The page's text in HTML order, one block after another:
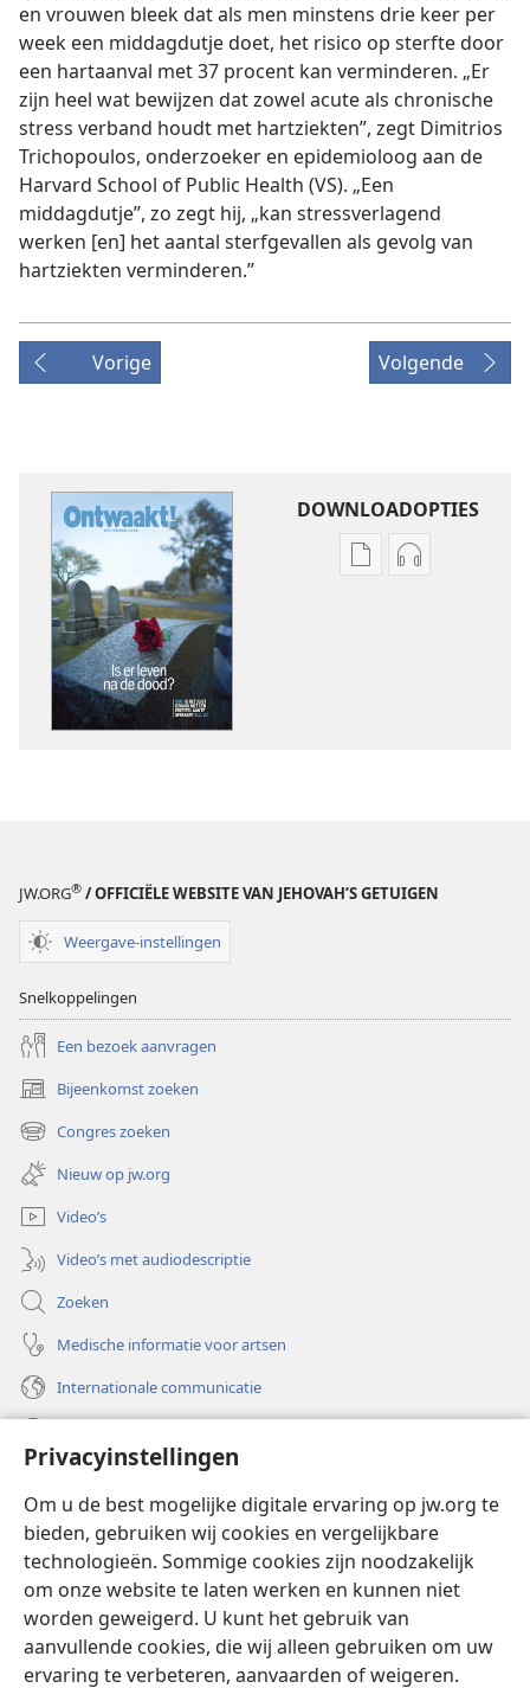
Privacyinstellingen
Om u de best mogelijke digitale ervaring op jw.org te
bieden, gebruiken wij cookies en vergelijkbare
technologieën. Sommige cookies zijn noodzakelijk
om onze website te laten werken en kunnen niet
worden geweigerd. U kunt het gebruik van
aanvullende cookies, die wij alleen gebruiken om uw
ervaring te verbeteren, aanvaarden of weigeren.
en vrouwen bleek dat als men minstens drie keer per
week een middagdutje doet, het risico op sterfte door
een hartaanval met 37 procent kan verminderen. „Er
zijn heel wat bewijzen dat zowel acute als chronische
stress verband houdt met hartziekten”, zegt Dimitrios
Trichopoulos, onderzoeker en epidemioloog aan de
Harvard School of Public Health (VS). „Een
middagdutje”, zo zegt hij, „kan stressverlagend
werken [en] het aantal sterfgevallen als gevolg van
hartziekten verminderen.”
Vorige Volgende
DOWNLOADOPTIES
Downloadopties
JW.ORG® / OFFICIËLE WEBSITE VAN JEHOVAH’S GETUIGEN
Weergave-instellingen
Snelkoppelingen
Een bezoek aanvragen
Bijeenkomst zoeken
(opent
nieuw
venster)
Congres zoeken
(opent
nieuw
venster)
Nieuw op jw.org
Video’s
Video’s met audiodescriptie
Zoeken
Medische informatie voor artsen
Internationale communicatie
(opent
nieuw
venster)Watchtower ONLINE LIBRARY™
(opent
nieuw
venster)JW Hub ®
(opent
nieuw
venster)
®